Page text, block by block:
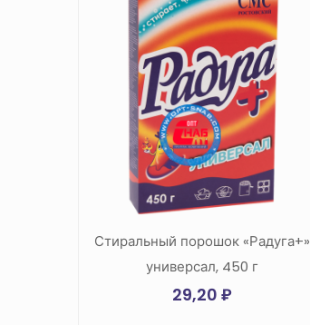
Стиральный порошок «Радуга+»
универсал, 450 г
29,20₽